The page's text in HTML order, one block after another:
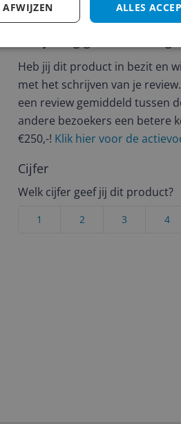
Reviews
Heb jij dit product in bezit en
met het schrijven van je
een review gemiddeld tussen
andere bezoekers een betere
€250,-! Klik hier voor de
Cijfer
Welk cijfer geef jij dit product?
4
3
2
1
ALLES
AFWIJZEN